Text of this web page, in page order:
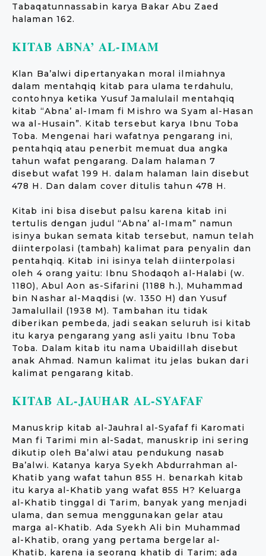
Tabaqatunnassabin karya Bakar Abu Zaed
halaman 162.
KITAB ABNA’ AL-IMAM
Klan Ba’alwi dipertanyakan moral ilmiahnya
dalam mentahqiq kitab para ulama terdahulu,
contohnya ketika Yusuf Jamalulail mentahqiq
kitab “Abna’ al-Imam fi Mishro wa Syam al-Hasan
wa al-Husain”. Kitab tersebut karya Ibnu Toba
Toba. Mengenai hari wafatnya pengarang ini,
pentahqiq atau penerbit memuat dua angka
tahun wafat pengarang. Dalam halaman 7
disebut wafat 199 H. dalam halaman lain disebut
478 H. Dan dalam cover ditulis tahun 478 H.
Kitab ini bisa disebut palsu karena kitab ini
tertulis dengan judul “Abna’ al-Imam” namun
isinya bukan semata kitab tersebut, namun telah
diinterpolasi (tambah) kalimat para penyalin dan
pentahqiq. Kitab ini isinya telah diinterpolasi
oleh 4 orang yaitu: Ibnu Shodaqoh al-Halabi (w.
1180), Abul Aon as-Sifarini (1188 h.), Muhammad
bin Nashar al-Maqdisi (w. 1350 H) dan Yusuf
Jamalullail (1938 M). Tambahan itu tidak
diberikan pembeda, jadi seakan seluruh isi kitab
itu karya pengarang yang asli yaitu Ibnu Toba
Toba. Dalam kitab itu nama Ubaidillah disebut
anak Ahmad. Namun kalimat itu jelas bukan dari
kalimat pengarang kitab.
KITAB AL-JAUHAR AL-SYAFAF
Manuskrip kitab al-Jauhral al-Syafaf fi Karomati
Man fi Tarimi min al-Sadat, manuskrip ini sering
dikutip oleh Ba’alwi atau pendukung nasab
Ba’alwi. Katanya karya Syekh Abdurrahman al-
Khatib yang wafat tahun 855 H. benarkah kitab
itu karya al-Khatib yang wafat 855 H? Keluarga
al-Khatib tinggal di Tarim, banyak yang menjadi
ulama, dan semua menggunakan gelar atau
marga al-Khatib. Ada Syekh Ali bin Muhammad
al-Khatib, orang yang pertama bergelar al-
Khatib, karena ia seorang khatib di Tarim; ada